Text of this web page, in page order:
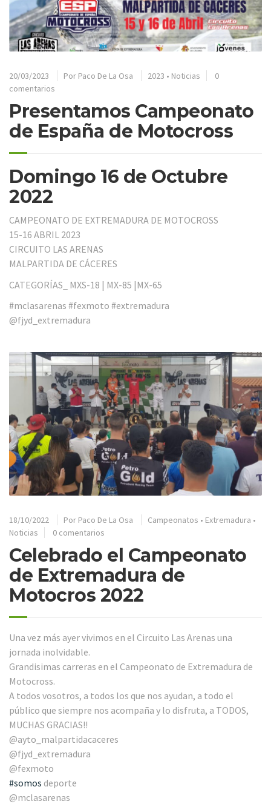
20/03/2023 Por Paco De La Osa 2023 • Noticias
0
comentarios
Presentamos Campeonato
de España de Motocross
Domingo 16 de Octubre
2022
CAMPEONATO DE EXTREMADURA DE MOTOCROSS
15-16 ABRIL 2023
CIRCUITO LAS ARENAS
MALPARTIDA DE CÁCERES
CATEGORÍAS_ MXS-18 | MX-85 |MX-65
#mclasarenas #fexmoto #extremadura
@fjyd_extremadura
18/10/2022 Por Paco De La Osa Campeonatos • Extremadura •
Noticias
0 comentarios
Celebrado el Campeonato
de Extremadura de
Motocros 2022
Una vez más ayer vivimos en el Circuito Las Arenas una
jornada inolvidable.
Grandisimas carreras en el Campeonato de Extremadura de
Motocross.
A todos vosotros, a todos los que nos ayudan, a todo el
público que siempre nos acompaña y lo disfruta, a TODOS,
MUCHAS GRACIAS!!
@ayto_malpartidacaceres
@fjyd_extremadura
@fexmoto
#somos deporte
@mclasarenas